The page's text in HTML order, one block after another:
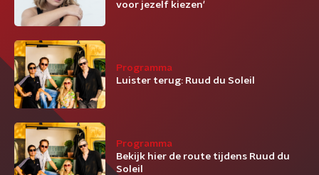
voor jezelf kiezen'
Programma
Luister terug: Ruud du Soleil
Programma
Bekijk hier de route tijdens Ruud du
Soleil